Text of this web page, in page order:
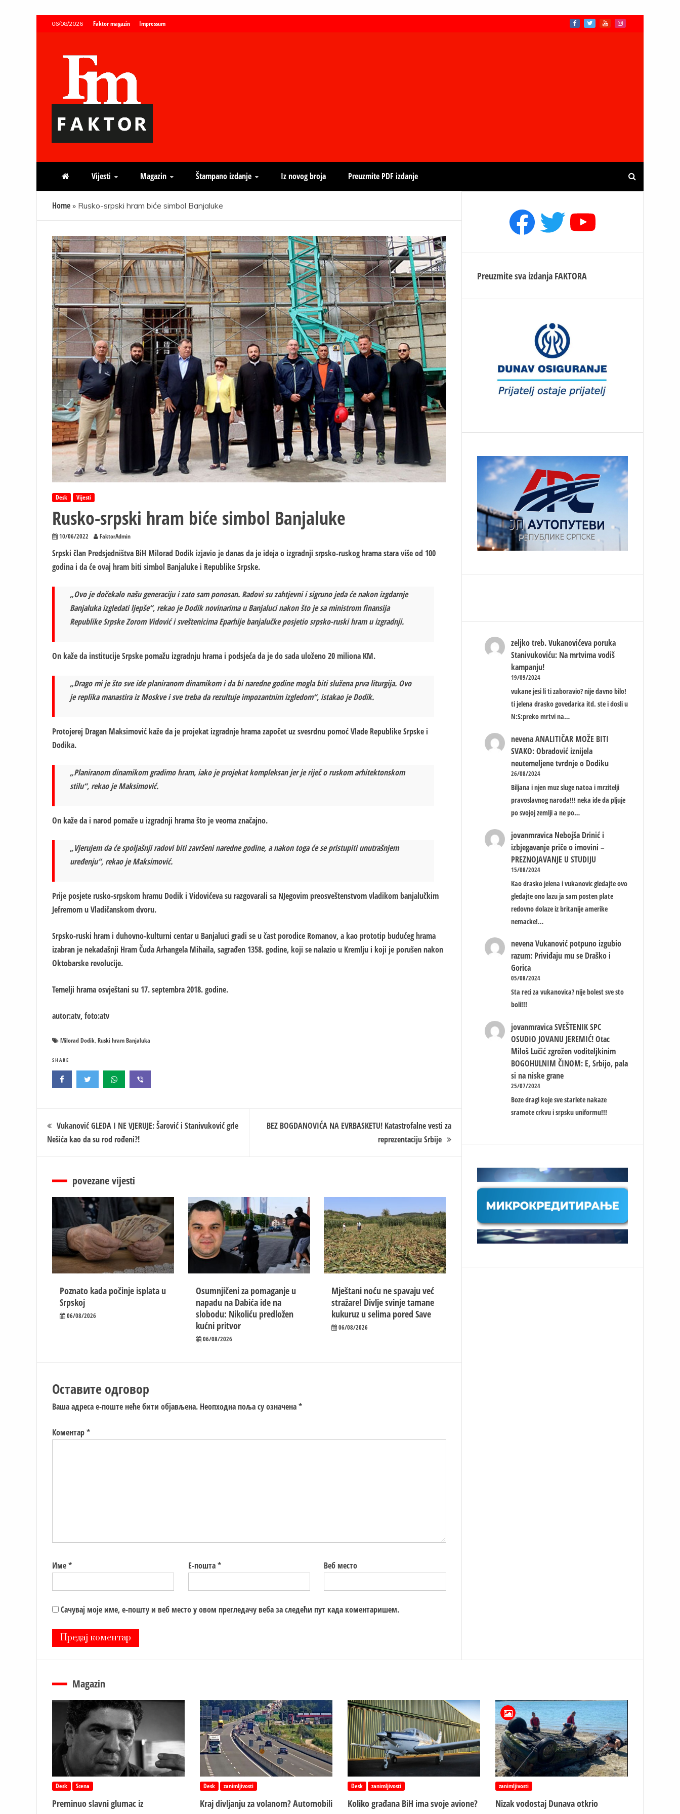
06/08/2026 Faktor magazin Impressum
Faktor magazin
Vijesti Magazin Štampano izdanje Iz novog broja Preuzmite PDF izdanje
Home » Rusko-srpski hram biće simbol Banjaluke
Desk Vijesti
Rusko-srpski hram biće simbol Banjaluke
10/06/2022 FaktorAdmin
Srpski član Predsjedništva BiH Milorad Dodik izjavio je danas da je ideja o izgradnji srpsko-ruskog hrama stara više od 100
godina i da će ovaj hram biti simbol Banjaluke i Republike Srpske.
„Ovo je dočekalo našu generaciju i zato sam ponosan. Radovi su zahtjevni i sigruno jeda će nakon izgdarnje
Banjaluka izgledati ljepše“, rekao je Dodik novinarima u Banjaluci nakon što je sa ministrom finansija
Republike Srpske Zorom Vidović i sveštenicima Eparhije banjalučke posjetio srpsko-ruski hram u izgradnji.
On kaže da institucije Srpske pomažu izgradnju hrama i podsjeća da je do sada uloženo 20 miliona KM.
„Drago mi je što sve ide planiranom dinamikom i da bi naredne godine mogla biti služena prva liturgija. Ovo
je replika manastira iz Moskve i sve treba da rezultuje impozantnim izgledom“, istakao je Dodik.
Protojerej Dragan Maksimović kaže da je projekat izgradnje hrama započet uz svesrdnu pomoć Vlade Republike Srpske i
Dodika.
„Planiranom dinamikom gradimo hram, iako je projekat kompleksan jer je riječ o ruskom arhitektonskom
stilu“, rekao je Maksimović.
On kaže da i narod pomaže u izgradnji hrama što je veoma značajno.
„Vjerujem da će spoljašnji radovi biti završeni naredne godine, a nakon toga će se pristupiti unutrašnjem
uređenju“, rekao je Maksimović.
Prije posjete rusko-srpskom hramu Dodik i Vidovićeva su razgovarali sa NJegovim preosveštenstvom vladikom banjalučkim
Jefremom u Vladičanskom dvoru.
Srpsko-ruski hram i duhovno-kulturni centar u Banjaluci gradi se u čast porodice Romanov, a kao prototip budućeg hrama
izabran je nekadašnji Hram Čuda Arhangela Mihaila, sagrađen 1358. godine, koji se nalazio u Kremlju i koji je porušen nakon
Oktobarske revolucije.
Temelji hrama osvještani su 17. septembra 2018. godine.
autor:atv, foto:atv
Milorad Dodik Ruski hram Banjaluka
SHARE
Кретање
чланка
Vukanović GLEDA I NE VJERUJE: Šarović i Stanivuković grle
Nešića kao da su rod rođeni?!
BEZ BOGDANOVIĆA NA EVRBASKETU! Katastrofalne vesti za
reprezentaciju Srbije
povezane vijesti
Poznato kada počinje isplata u
Srpskoj
06/08/2026
Osumnjičeni za pomaganje u
napadu na Dabića ide na
slobodu: Nikoliću predložen
kućni pritvor
06/08/2026
Mještani noću ne spavaju već
stražare! Divlje svinje tamane
kukuruz u selima pored Save
06/08/2026
Оставите одговор
Ваша адреса е-поште неће бити објављена. Неопходна поља су означена*
Коментар*
Име* Е-пошта* Веб место
Сачувај моје име, е-пошту и веб место у овом прегледачу веба за следећи пут када коментаришем.
Facebook
TwitterYouTube
Preuzmite sva izdanja FAKTORA
zeljko treb. Vukanovićeva poruka
Stanivukoviću: Na mrtvima vodiš
kampanju!
19/09/2024
vukane jesi li ti zaboravio? nije davno bilo!
ti jelena drasko govedarica itd. ste i dosli u
N:S:preko mrtvi na…
nevena ANALITIČAR MOŽE BITI
SVAKO: Obradović iznijela
neutemeljene tvrdnje o Dodiku
26/08/2024
Biljana i njen muz sluge natoa i mrzitelji
pravoslavnog naroda!!! neka ide da pljuje
po svojoj zemlji a ne po…
jovanmravica Nebojša Drinić i
izbjegavanje priče o imovini –
PREZNOJAVANJE U STUDIJU
15/08/2024
Kao drasko jelena i vukanovic gledajte ovo
gledajte ono lazu ja sam posten plate
redovno dolaze iz britanije amerike
nemacke!…
nevena Vukanović potpuno izgubio
razum: Priviđaju mu se Draško i
Gorica
05/08/2024
Sta reci za vukanovica? nije bolest sve sto
boli!!!
jovanmravica SVEŠTENIK SPC
OSUDIO JOVANU JEREMIĆ! Otac
Miloš Lučić zgrožen voditeljkinim
BOGOHULNIM ČINOM: E, Srbijo, pala
si na niske grane
25/07/2024
Boze dragi koje sve starlete nakaze
sramote crkvu i srpsku uniformu!!!
Magazin
Desk Scena
Preminuo slavni glumac iz
Desk zanimljivosti
Kraj divljanju za volanom? Automobili
Desk zanimljivosti
Koliko građana BiH ima svoje avione?
zanimljivosti
Nizak vodostaj Dunava otkrio